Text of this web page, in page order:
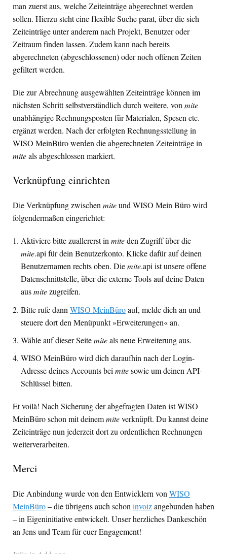
man zuerst aus, welche Zeiteinträge abgerechnet werden
sollen. Hierzu steht eine flexible Suche parat, über die sich
Zeiteinträge unter anderem nach Projekt, Benutzer oder
Zeitraum finden lassen. Zudem kann nach bereits
abgerechneten (abgeschlossenen) oder noch offenen Zeiten
gefiltert werden.
Die zur Abrechnung ausgewählten Zeiteinträge können im
nächsten Schritt selbstverständlich durch weitere, vonmite
unabhängige Rechnungsposten für Materialen, Spesen etc.
ergänzt werden. Nach der erfolgten Rechnungsstellung in
WISO MeinBüro werden die abgerechneten Zeiteinträge in
miteals abgeschlossen markiert.
Verknüpfung einrichten
Die Verknüpfung zwischenmiteundWISO Mein Büro wird
folgendermaßen eingerichtet:
Aktiviere bitte zuallererst inmiteden Zugriff über die
mite.api für dein Benutzerkonto. Klicke dafür auf deinen
Benutzernamen rechts oben. Diemite.api ist unsere offene
Datenschnittstelle, über die externe Tools auf deine Daten
ausmitezugreifen.
Bitte rufe dann WISO MeinBüroauf, melde dich an und
steuere dort den Menüpunkt »Erweiterungen« an.
Wähle auf dieser Seitemiteals neue Erweiterung aus.
WISO MeinBüro wird dich daraufhin nach der Login-
Adresse deines Accounts bei mitesowie um deinen API-
Schlüssel bitten.
Et voilà! Nach Sicherung der abgefragten Daten istWISO
MeinBüro schon mit deinemmiteverknüpft. Du kannst deine
Zeiteinträge nun jederzeit dort zu ordentlichen Rechnungen
weiterverarbeiten.
Merci
Die Anbindung wurde von den Entwicklern von WISO
MeinBüro– die übrigens auch schon invoizangebunden haben
– in Eigeninitiative entwickelt. Unser herzliches Dankeschön
an Jens und Team für euer Engagement!